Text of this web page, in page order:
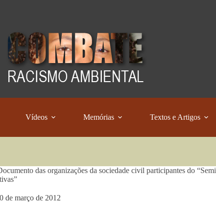
Vídeos Memórias Textos e Artigos
das organizações da sociedade civil participantes do
de março de 2012